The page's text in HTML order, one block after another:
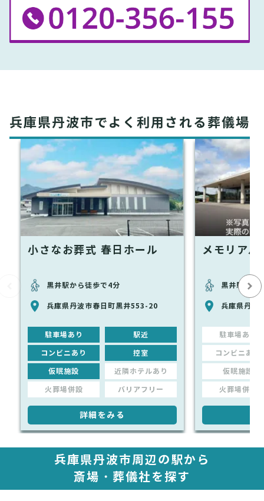
兵庫県丹波市でよく利用される葬儀場
小さなお葬式 春日ホール
黒井駅から徒歩で4分
兵庫県丹波市春日町黒井553-20
駐車場あり 駅近
コンビニあり 控室
仮眠施設 近隣ホテルあり
火葬場併設 バリアフリー
詳細をみる
メモリア
黒井駅から
兵庫県丹波
駐車場あり
コンビニあり
仮眠施設
火葬場併設
兵庫県丹波市周辺の駅から
斎場・葬儀社を探す